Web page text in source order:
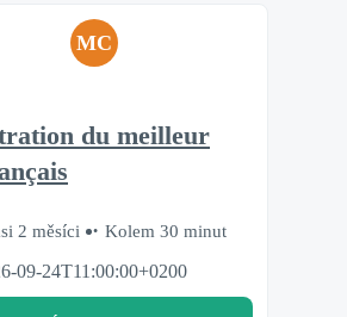
MC
du meilleur
2 měsíci
Kolem 30 minut
09-24T11:00:00+0200